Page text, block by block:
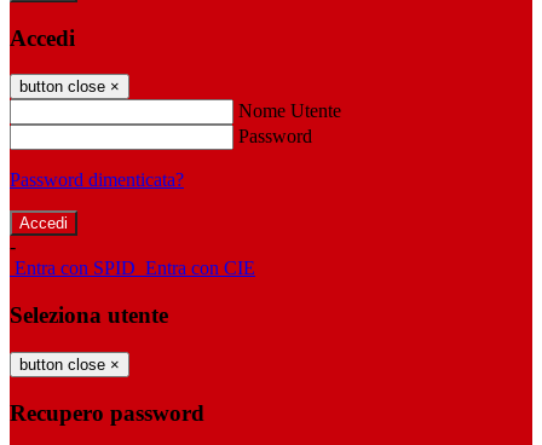
Accedi
button close ×
Nome Utente
Password
Password dimenticata?
-
Entra con SPID Entra con CIE
Seleziona utente
button close ×
Recupero password